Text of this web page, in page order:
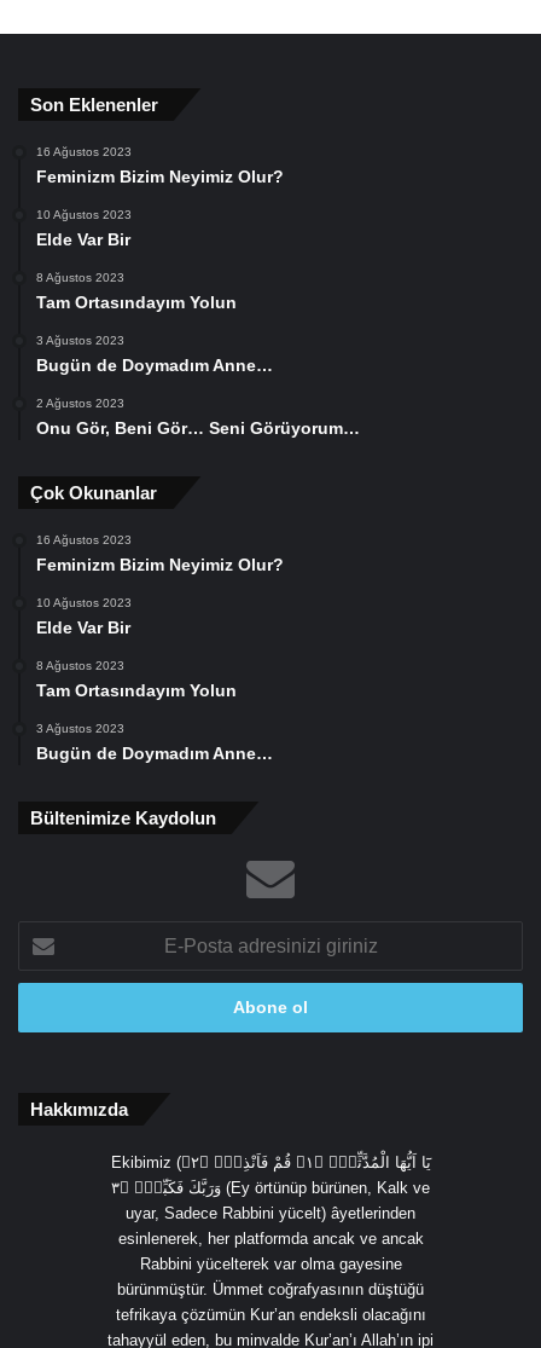
Son Eklenenler
16 Ağustos 2023
Feminizm Bizim Neyimiz Olur?
10 Ağustos 2023
Elde Var Bir
8 Ağustos 2023
Tam Ortasındayım Yolun
3 Ağustos 2023
Bugün de Doymadım Anne…
2 Ağustos 2023
Onu Gör, Beni Gör… Seni Görüyorum…
Çok Okunanlar
16 Ağustos 2023
Feminizm Bizim Neyimiz Olur?
10 Ağustos 2023
Elde Var Bir
8 Ağustos 2023
Tam Ortasındayım Yolun
3 Ağustos 2023
Bugün de Doymadım Anne…
Bültenimize Kaydolun
Posta
adresinizi
Hakkımızda
Ekibimiz (يَٓا اَيُّهَا الْمُدَّثِّرُۙ ﴿١﴾ قُمْ فَاَنْذِرْۙ ﴿٢﴾
وَرَبَّكَ فَكَبِّرْۙ ﴿٣ (Ey örtünüp bürünen, Kalk ve
uyar, Sadece Rabbini yücelt) âyetlerinden
esinlenerek, her platformda ancak ve ancak
Rabbini yücelterek var olma gayesine
bürünmüştür. Ümmet coğrafyasının düştüğü
tefrikaya çözümün Kur’an endeksli olacağını
tahayyül eden, bu minvalde Kur’an’ı Allah’ın ipi